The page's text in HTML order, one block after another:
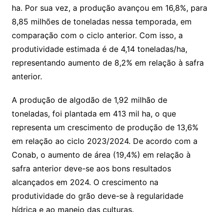
ha. Por sua vez, a produção avançou em 16,8%, para
8,85 milhões de toneladas nessa temporada, em
comparação com o ciclo anterior. Com isso, a
produtividade estimada é de 4,14 toneladas/ha,
representando aumento de 8,2% em relação à safra
anterior.
A produção de algodão de 1,92 milhão de
toneladas, foi plantada em 413 mil ha, o que
representa um crescimento de produção de 13,6%
em relação ao ciclo 2023/2024. De acordo com a
Conab, o aumento de área (19,4%) em relação à
safra anterior deve-se aos bons resultados
alcançados em 2024. O crescimento na
produtividade do grão deve-se à regularidade
hídrica e ao manejo das culturas.